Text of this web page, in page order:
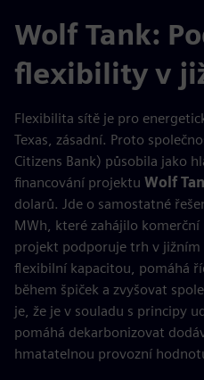
Wolf Tank:
flexibility v
Flexibilita sítě je pro
Texas, zásadní. Proto
Citizens Bank) působila jako
financování projektu Wolf
dolarů. Jde o samostatné
MWh, které zahájilo
projekt podporuje trh v jižním
flexibilní kapacitou, pomáhá
během špiček a zvyšovat
je, že je v souladu s principy
pomáhá dekarbonizovat
hmatatelnou provozní